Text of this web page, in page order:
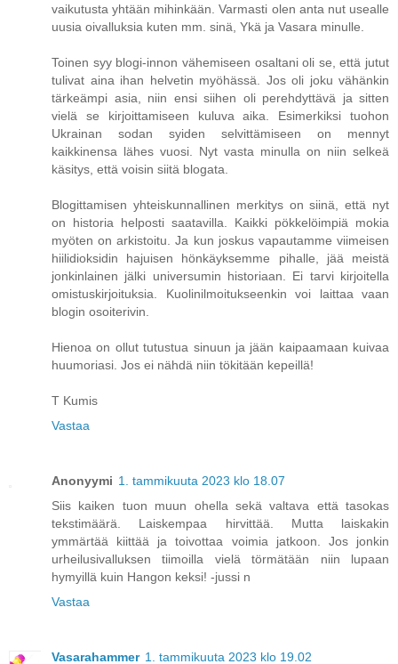
vaikutusta yhtään mihinkään. Varmasti olen anta nut usealle
uusia oivalluksia kuten mm. sinä, Ykä ja Vasara minulle.
Toinen syy blogi-innon vähemiseen osaltani oli se, että jutut
tulivat aina ihan helvetin myöhässä. Jos oli joku vähänkin
tärkeämpi asia, niin ensi siihen oli perehdyttävä ja sitten
vielä se kirjoittamiseen kuluva aika. Esimerkiksi tuohon
Ukrainan sodan syiden selvittämiseen on mennyt
kaikkinensa lähes vuosi. Nyt vasta minulla on niin selkeä
käsitys, että voisin siitä blogata.
Blogittamisen yhteiskunnallinen merkitys on siinä, että nyt
on historia helposti saatavilla. Kaikki pökkelöimpiä mokia
myöten on arkistoitu. Ja kun joskus vapautamme viimeisen
hiilidioksidin hajuisen hönkäyksemme pihalle, jää meistä
jonkinlainen jälki universumin historiaan. Ei tarvi kirjoitella
omistuskirjoituksia. Kuolinilmoitukseenkin voi laittaa vaan
blogin osoiterivin.
Hienoa on ollut tutustua sinuun ja jään kaipaamaan kuivaa
huumoriasi. Jos ei nähdä niin tökitään kepeillä!
T Kumis
Vastaa
Anonyymi 1. tammikuuta 2023 klo 18.07
Siis kaiken tuon muun ohella sekä valtava että tasokas
tekstimäärä. Laiskempaa hirvittää. Mutta laiskakin
ymmärtää kiittää ja toivottaa voimia jatkoon. Jos jonkin
urheilusivalluksen tiimoilla vielä törmätään niin lupaan
hymyillä kuin Hangon keksi! -jussi n
Vastaa
Vasarahammer 1. tammikuuta 2023 klo 19.02